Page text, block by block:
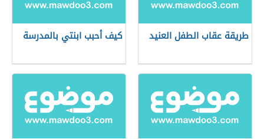
طريقة عقاب الطفل العنيد كيف أحبب ابنتي بالمدرسة